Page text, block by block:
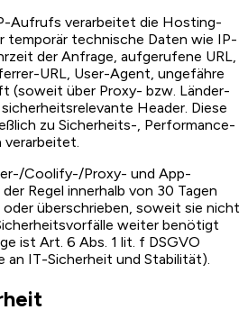
Aufrufs verarbeitet die Hosting-
temporär technische Daten wie IP-
der Anfrage, aufgerufene URL,
URL, User-Agent, ungefähre
(soweit über Proxy- bzw. Länder-
Header. Diese
zu Sicherheits-, Performance-
verarbeitet.
Coolify-/Proxy- und App-
Regel innerhalb von 30 Tagen
überschrieben, soweit sie nicht
weiter benötigt
ist Art. 6 Abs. 1 lit. f DSGVO
IT-Sicherheit und Stabilität).